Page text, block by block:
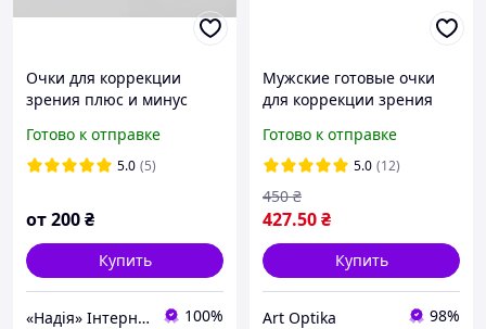
Очки для коррекции
зрения плюс и минус
Готово к отправке
5.0 (5)
от200₴
Купить
«Надія» Інтернет-Магазин 100%
Мужские готовые очки
для коррекции зрения
комплекте футляр
металлическая оправа
черные Respect 030
Готово к отправке
5.0 (12)
427.50₴
450 ₴
Купить
Art Optika 98%